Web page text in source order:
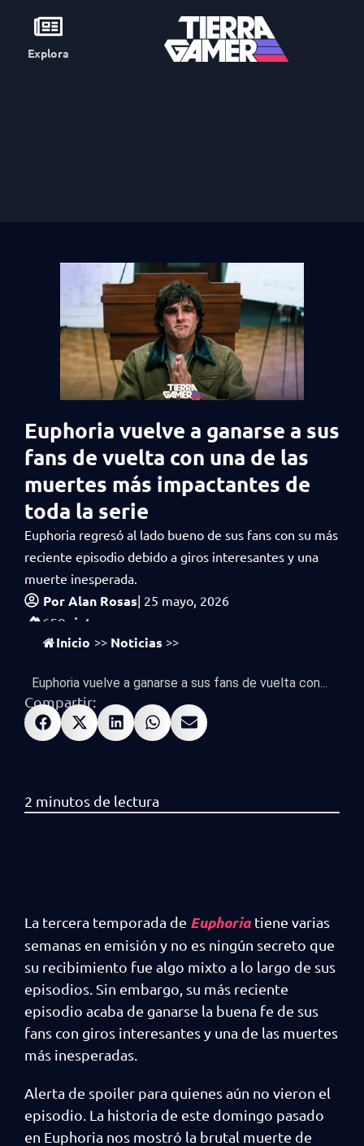
Explora
Euphoria vuelve a ganarse a sus
fans de vuelta con una de las
muertes más impactantes de
toda la serie
Euphoria regresó al lado bueno de sus fans con su más
reciente episodio debido a giros interesantes y una
muerte inesperada.
PorAlan Rosas| 25 mayo, 2026
659 vistas
Inicio >> Noticias >>
Euphoria vuelve a ganarse a sus fans de vuelta con...
Compartir:
La tercera temporada de Euphoria tiene varias
semanas en emisión y no es ningún secreto que
su recibimiento fue algo mixto a lo largo de sus
episodios. Sin embargo, su más reciente
episodio acaba de ganarse la buena fe de sus
fans con giros interesantes y una de las muertes
más inesperadas.
Alerta de spoiler para quienes aún no vieron el
episodio. La historia de este domingo pasado
en Euphoria nos mostró la brutal muerte de